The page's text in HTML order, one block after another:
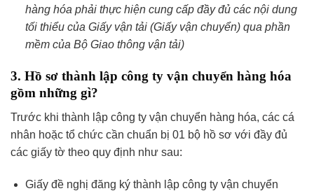
hàng hóa phải thực hiện cung cấp đầy đủ các nội dung
tối thiểu của Giấy vận tải (Giấy vận chuyển) qua phần
mềm của Bộ Giao thông vận tải)
3. Hồ sơ thành lập công ty vận chuyển hàng hóa
gồm những gì?
Trước khi thành lập công ty vận chuyển hàng hóa, các cá
nhân hoặc tổ chức cần chuẩn bị 01 bộ hồ sơ với đầy đủ
các giấy tờ theo quy định như sau:
Giấy đề nghị đăng ký thành lập công ty vận chuyển